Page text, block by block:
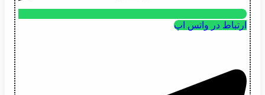
ارتباط در واتس اپ